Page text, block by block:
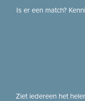
Is er een match?
Ziet iedereen het